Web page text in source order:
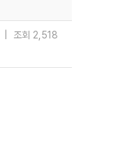
| 조회 2,518